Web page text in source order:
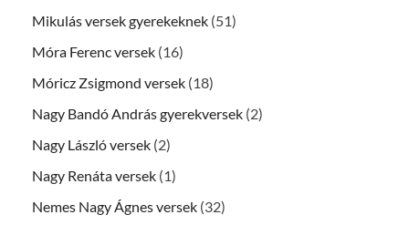
Mikulás versek gyerekeknek (51)
Móra Ferenc versek (16)
Móricz Zsigmond versek (18)
Nagy Bandó András gyerekversek (2)
Nagy László versek (2)
Nagy Renáta versek (1)
Nemes Nagy Ágnes versek (32)